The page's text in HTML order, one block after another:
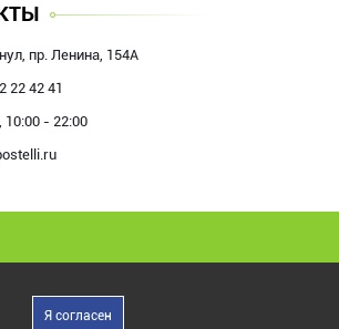
пр. Ленина, 154А
22 42 41
10:00 - 22:00
Я согласен